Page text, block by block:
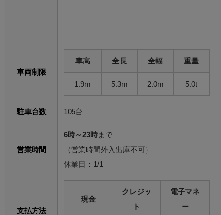
車両制限
車高 全長 全幅 重量
1.9m 5.3m 2.0m 5.0t
駐車台数 105台
営業時間
6時～23時 まで
（営業時間外入出庫不可）
休業日：1/1
支払方法
現金
クレジッ
ト
電子マネ
ー